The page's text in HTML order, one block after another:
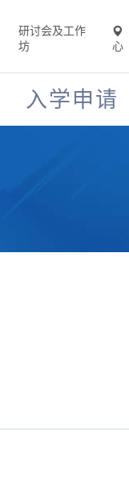
研讨会及工作
坊
心
入学申请